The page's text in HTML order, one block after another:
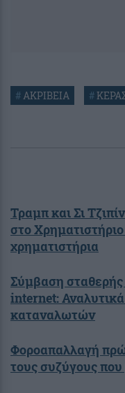
# ΑΚΡΙΒΕΙΑ #
Τραμπ και Σι
στο
χρηματιστήρια
Σύμβαση σταθερής
internet:
καταναλωτών
Φοροαπαλλαγή
τους συζύγους που